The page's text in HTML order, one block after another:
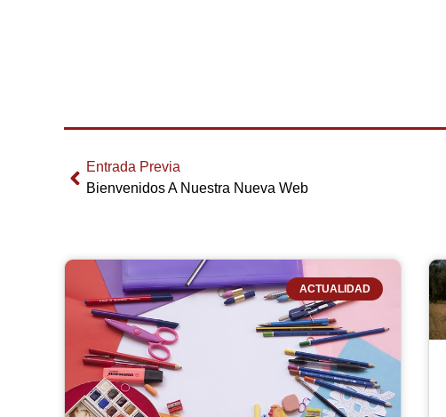
Entrada Previa
Bienvenidos A Nuestra Nueva Web
ACTUALIDAD